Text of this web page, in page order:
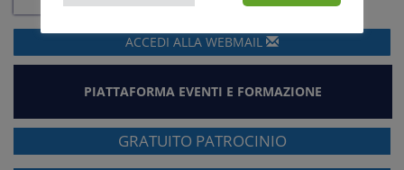
ACCEDI ALLA WEBMAIL
PIATTAFORMA EVENTI E FORMAZIONE
GRATUITO PATROCINIO